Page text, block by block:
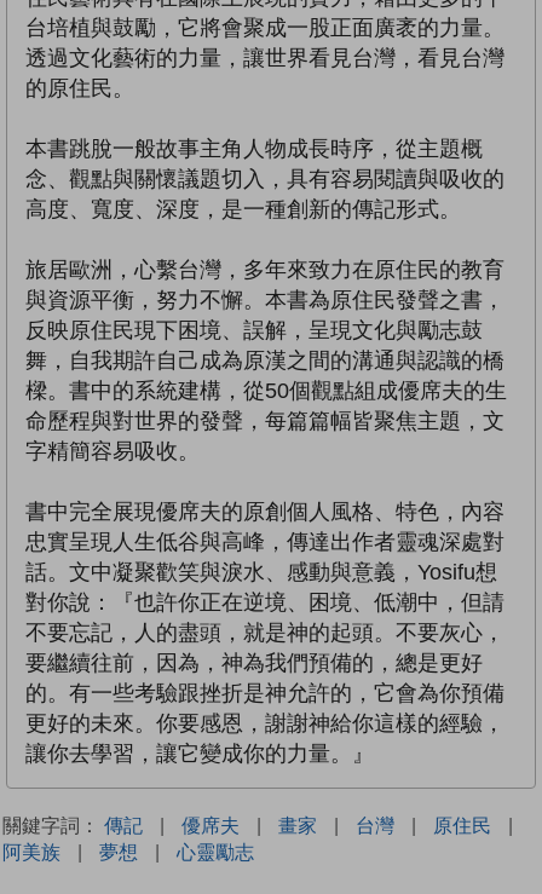
台培植與鼓勵，它將會聚成一股正面廣袤的力量。
透過文化藝術的力量，讓世界看見台灣，看見台灣
的原住民。
本書跳脫一般故事主角人物成長時序，從主題概
念、觀點與關懷議題切入，具有容易閱讀與吸收的
高度、寬度、深度，是一種創新的傳記形式。
旅居歐洲，心繫台灣，多年來致力在原住民的教育
與資源平衡，努力不懈。本書為原住民發聲之書，
反映原住民現下困境、誤解，呈現文化與勵志鼓
舞，自我期許自己成為原漢之間的溝通與認識的橋
樑。書中的系統建構，從50個觀點組成優席夫的生
命歷程與對世界的發聲，每篇篇幅皆聚焦主題，文
字精簡容易吸收。
書中完全展現優席夫的原創個人風格、特色，內容
忠實呈現人生低谷與高峰，傳達出作者靈魂深處對
話。文中凝聚歡笑與淚水、感動與意義，Yosifu想
對你說：『也許你正在逆境、困境、低潮中，但請
不要忘記，人的盡頭，就是神的起頭。不要灰心，
要繼續往前，因為，神為我們預備的，總是更好
的。有一些考驗跟挫折是神允許的，它會為你預備
更好的未來。你要感恩，謝謝神給你這樣的經驗，
讓你去學習，讓它變成你的力量。』
關鍵字詞： 傳記 | 優席夫 | 畫家 | 台灣 | 原住民
|
阿美族
| 夢想 | 心靈勵志